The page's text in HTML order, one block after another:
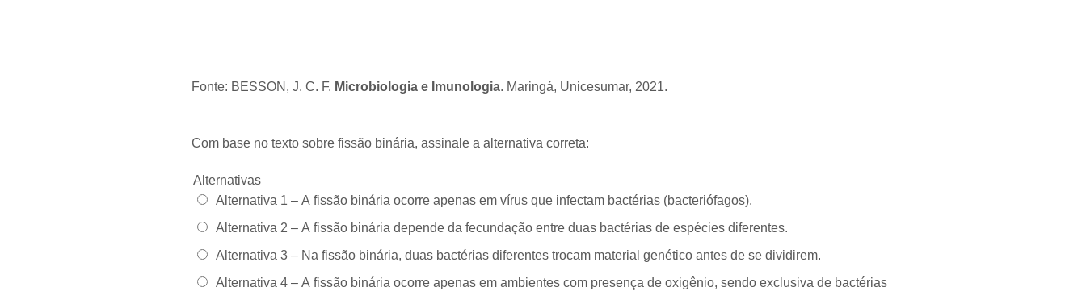
Fonte: BESSON, J. C. F. Microbiologia e Imunologia. Maringá, Unicesumar, 2021.
Com base no texto sobre fissão binária, assinale a alternativa correta:
Alternativas
Alternativa 1 – A fissão binária ocorre apenas em vírus que infectam bactérias (bacteriófagos).
Alternativa 2 – A fissão binária depende da fecundação entre duas bactérias de espécies diferentes.
Alternativa 3 – Na fissão binária, duas bactérias diferentes trocam material genético antes de se dividirem.
Alternativa 4 – A fissão binária ocorre apenas em ambientes com presença de oxigênio, sendo exclusiva de bactérias